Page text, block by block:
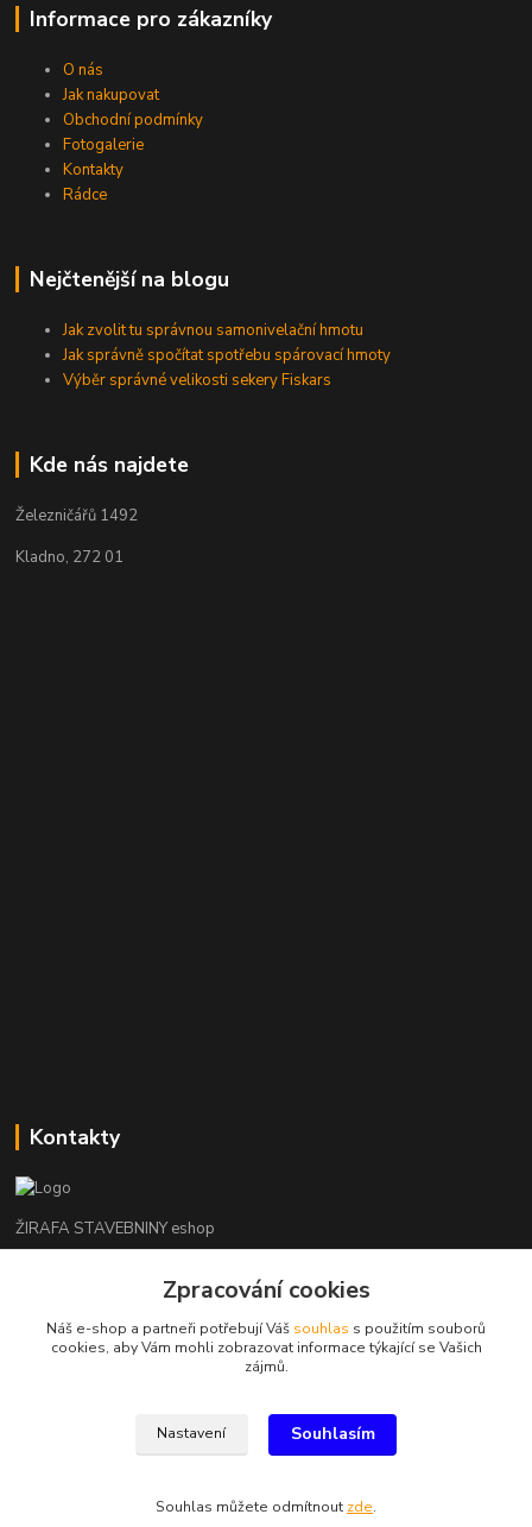
Informace pro zákazníky
O nás
Jak nakupovat
Obchodní podmínky
Fotogalerie
Kontakty
Rádce
Nejčtenější na blogu
Jak zvolit tu správnou samonivelační hmotu
Jak správně spočítat spotřebu spárovací hmoty
Výběr správné velikosti sekery Fiskars
Kde nás najdete
Železničářů 1492
Kladno, 272 01
Kontakty
ŽIRAFA STAVEBNINY eshop
+420 312 685 342
kladno@zirafa-stavebniny.cz
Zpracování cookies
Náš e-shop a partneři potřebují Váš souhlas s použitím souborů
cookies, aby Vám mohli zobrazovat informace týkající se Vašich
zájmů.
Nastavení Souhlasím
Souhlas můžete odmítnout zde.